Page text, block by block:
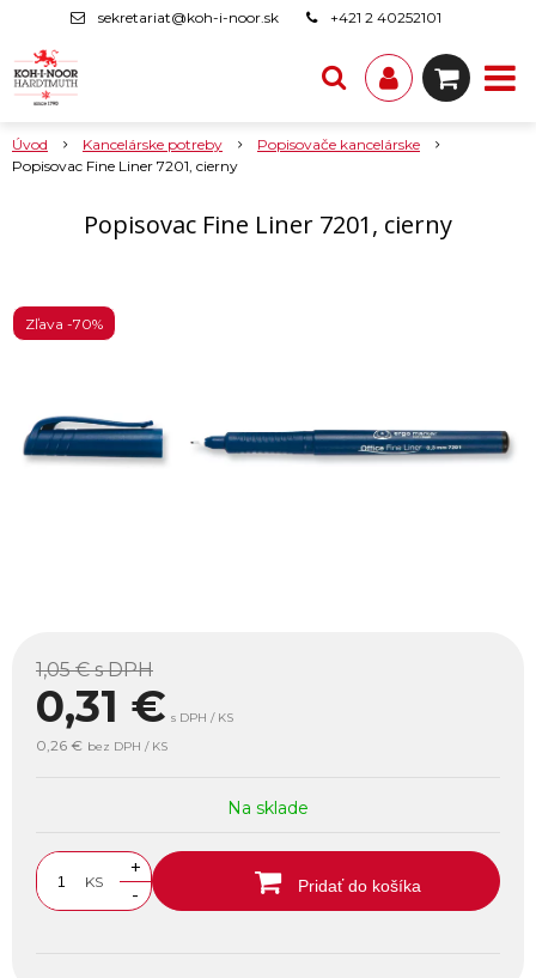
sekretariat@koh-i-noor.sk +421 2 40252101
Úvod Kancelárske potreby
Popisovače kancelárske
Popisovac Fine Liner 7201, cierny
Popisovac Fine Liner 7201, cierny
Zľava -70%
1,05 €s DPH
0,31 € s DPH / KS
0,26 € bez DPH / KS
Na sklade
KS
+
-
Pridať do košíka